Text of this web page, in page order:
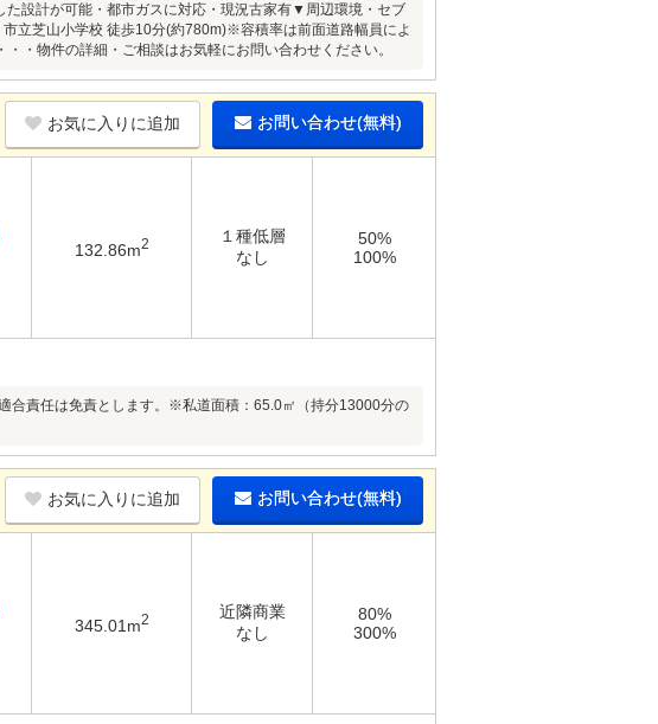
設計が可能・都市ガスに対応・現況古家有▼周辺環境・セブ
立芝山小学校 徒歩10分(約780m)※容積率は前面道路幅員によ
物件の詳細・ご相談はお気軽にお問い合わせください。
お気に入りに追加 お問い合わせ(無料)
132.86m2
１種低層
なし
50%
100%
責任は免責とします。※私道面積：65.0㎡（持分13000分の
お気に入りに追加 お問い合わせ(無料)
345.01m2
近隣商業
なし
80%
300%